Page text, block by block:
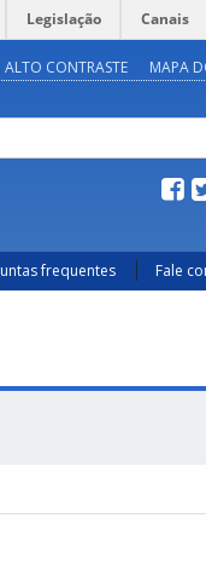
Legislação Canais
ALTO CONTRASTE MAPA
frequentes Fale